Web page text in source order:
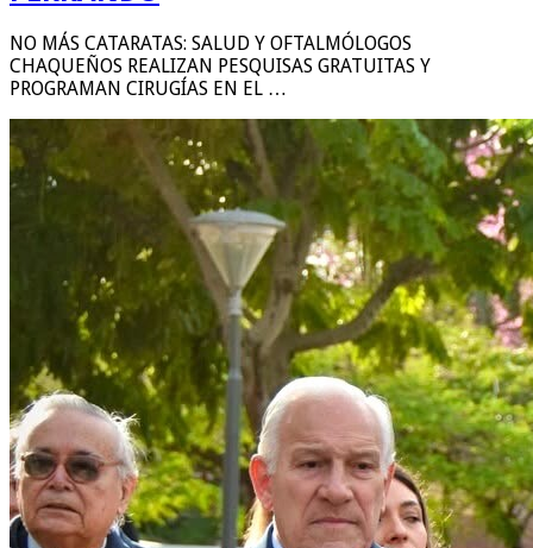
NO MÁS CATARATAS: SALUD Y OFTALMÓLOGOS
CHAQUEÑOS REALIZAN PESQUISAS GRATUITAS Y
PROGRAMAN CIRUGÍAS EN EL …